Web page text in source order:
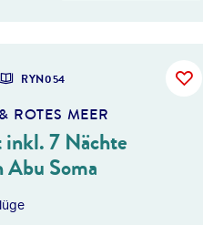
RYN054
ROTES MEER
7 Nächte
Abu Soma